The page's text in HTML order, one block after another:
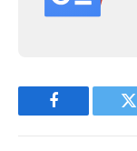
Facebook